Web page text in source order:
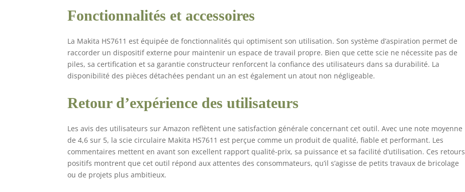
Fonctionnalités et accessoires
La Makita HS7611 est équipée de fonctionnalités qui optimisent son utilisation. Son système d’aspiration permet de
raccorder un dispositif externe pour maintenir un espace de travail propre. Bien que cette scie ne nécessite pas de
piles, sa certification et sa garantie constructeur renforcent la confiance des utilisateurs dans sa durabilité. La
disponibilité des pièces détachées pendant un an est également un atout non négligeable.
Retour d’expérience des utilisateurs
Les avis des utilisateurs sur Amazon reflètent une satisfaction générale concernant cet outil. Avec une note moyenne
de 4,6 sur 5, la scie circulaire Makita HS7611 est perçue comme un produit de qualité, fiable et performant. Les
commentaires mettent en avant son excellent rapport qualité-prix, sa puissance et sa facilité d’utilisation. Ces retours
positifs montrent que cet outil répond aux attentes des consommateurs, qu’il s’agisse de petits travaux de bricolage
ou de projets plus ambitieux.